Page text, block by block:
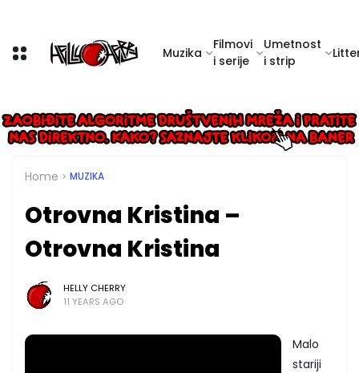
Muzika
Filmovi
i serije
Umetnost
i strip
Home MUZIKA
Otrovna Kristina –
Otrovna Kristina
HELLY CHERRY
11 YEARS AGO
Malo
stariji